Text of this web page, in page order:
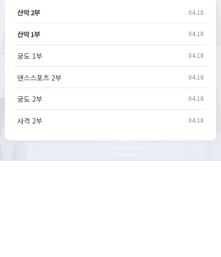
04.18
산악 2부
04.18
산악 1부
04.18
궁도 1부
04.18
댄스스포츠 2부
04.18
궁도 2부
04.18
사격 2부